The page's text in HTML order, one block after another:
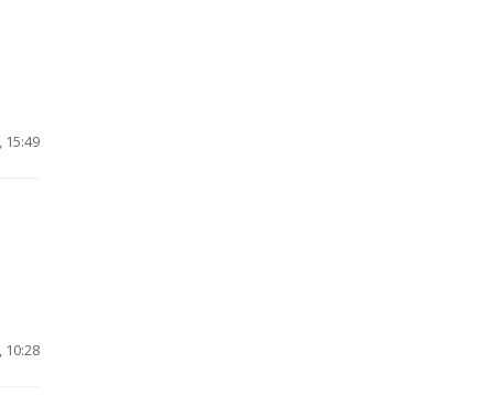
15:49
10:28